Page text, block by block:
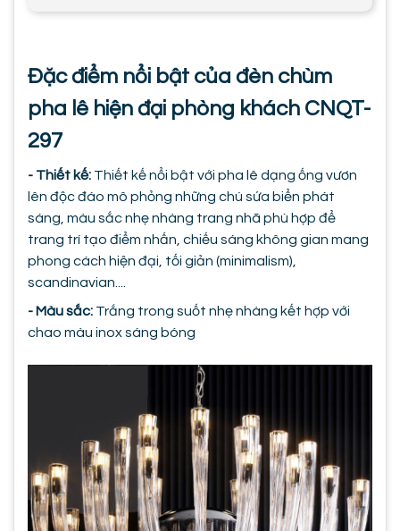
Đặc điểm nổi bật của đèn chùm
pha lê hiện đại phòng khách CNQT-
297
- Thiết kế: Thiết kế nổi bật với pha lê dạng ống vươn
lên độc đáo mô phỏng những chú sứa biển phát
sáng, màu sắc nhẹ nhàng trang nhã phù hợp để
trang trí tạo điểm nhấn, chiếu sáng không gian mang
phong cách hiện đại, tối giản (minimalism),
scandinavian....
- Màu sắc: Trắng trong suốt nhẹ nhàng kết hợp với
chao màu inox sáng bóng